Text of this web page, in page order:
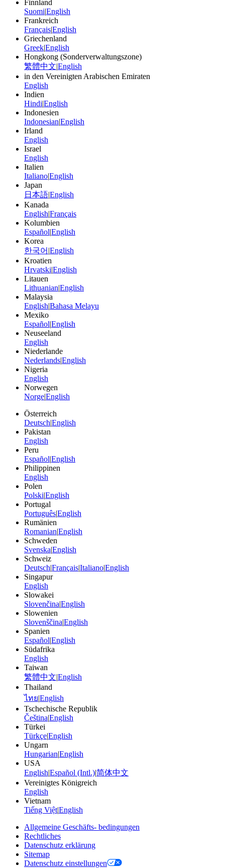
Finnland
Suomi|English
Frankreich
Français|English
Griechenland
Greek|English
Hongkong (Sonderverwaltungszone)
繁體中文|English
in den Vereinigten Arabischen Emiraten
English
Indien
Hindi|English
Indonesien
Indonesian|English
Irland
English
Israel
English
Italien
Italiano|English
Japan
日本語|English
Kanada
English|Français
Kolumbien
Español|English
Korea
한국어 |English
Kroatien
Hrvatski|English
Litauen
Lithuanian|English
Malaysia
English|Bahasa Melayu
Mexiko
Español|English
Neuseeland
English
Niederlande
Nederlands|English
Nigeria
English
Norwegen
Norge|English
Österreich
Deutsch|English
Pakistan
English
Peru
Español|English
Philippinen
English
Polen
Polski|English
Portugal
Português|English
Rumänien
Romanian|English
Schweden
Svenska|English
Schweiz
Deutsch|Français|Italiano|English
Singapur
English
Slowakei
Slovenčina|English
Slowenien
Slovenščina|English
Spanien
Español|English
Südafrika
English
Taiwan
繁體中文|English
Thailand
ไทย|English
Tschechische Republik
Čeština|English
Türkei
Türkçe|English
Ungarn
Hungarian|English
USA
English|Español (Intl.)|简体中文
Vereinigtes Königreich
English
Vietnam
Tiếng Việt|English
Allgemeine Geschäfts- bedingungen
Rechtliches
Datenschutz erklärung
Sitemap
Datenschutz einstellungen